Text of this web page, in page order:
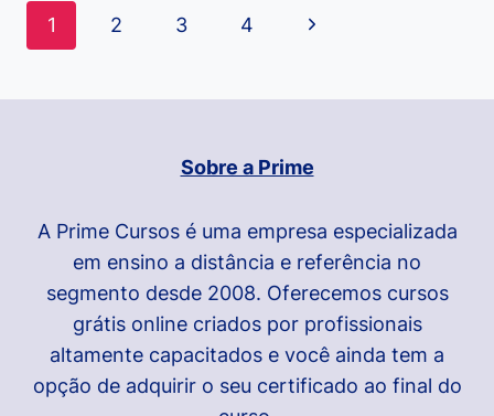
APRENDER
Navegação
da
Página
1 2 3 4
Página
Sobre a Prime
A Prime Cursos é uma empresa especializada
em ensino a distância e referência no
segmento desde 2008. Oferecemos cursos
grátis online criados por profissionais
altamente capacitados e você ainda tem a
opção de adquirir o seu certificado ao final do